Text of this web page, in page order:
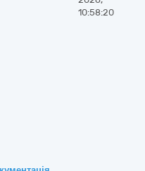
10:58:20